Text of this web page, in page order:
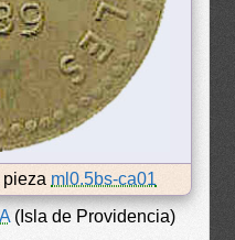
pieza ml0.5bs-ca01
(Isla de Providencia)